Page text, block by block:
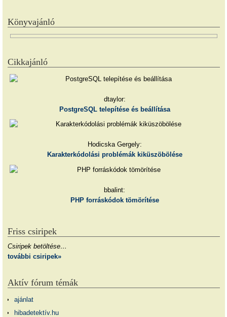
Könyvajánló
Cikkajánló
dtaylor:
PostgreSQL telepítése és beállítása
Hodicska Gergely:
Karakterkódolási problémák kiküszöbölése
bbalint:
PHP forráskódok tömörítése
Friss csiripek
Csiripek betöltése…
további csiripek»
Aktív fórum témák
ajánlat
hibadetektív.hu